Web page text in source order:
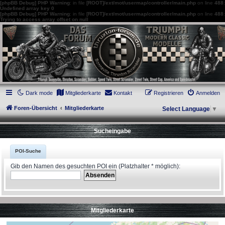
[phpBB Debug] PHP Warning: in file [ROOT]/ext/mot/usermap/controller/main.php on line 488:
Undefined array key 0
[phpBB Debug] PHP Warning: in file [ROOT]/ext/mot/usermap/controller/main.php on line 488:
Trying to access array offset on null
thruxton-forum.de
DAS FORUM! Alles rund um die Triumph Modern Classic Modelle. Das Forum für
die New Bonneville Baureihen ab BJ 2001. Triumph Bonneville, Thruxton,
Scrambler, Bobber, Speed Twin, Street Scrambler, Street Twin, Street Cup, America
und Speedmaster.
Dark mode
Mitgliederkarte Kontakt Anmelden
Registrieren
Foren-Übersicht Mitgliederkarte Select Language ▼
Sucheingabe
POI-Suche
Gib den Namen des gesuchten POI ein (Platzhalter * möglich):
Mitgliederkarte